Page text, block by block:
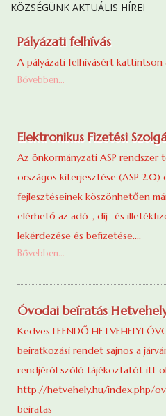
KÖZSÉGÜNK AKTUÁLIS HÍREI
Pályázati felhívás
A pályázati felhívásért kattintson
Bővebben...
Elektronikus Fizetési
Az önkormányzati ASP rendszer
országos kiterjesztése (ASP 2.0)
fejlesztéseinek köszönhetően
elérhető az adó-, díj- és
lekérdezése és befizetése....
Bővebben...
Óvodai beíratás
Kedves LEENDŐ HETVEHELYI
beiratkozási rendet sajnos a
rendjéról szóló tájékoztatót itt
http://hetvehely.hu/index.php/
beiratas